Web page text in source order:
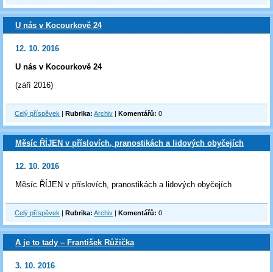
U nás v Kocourkově 24
12. 10. 2016
U nás v Kocourkově 24
(září 2016)
Celý příspěvek |Rubrika: Archiv |Komentářů: 0
Měsíc ŘÍJEN v příslovích, pranostikách a lidových obyčejích
12. 10. 2016
Měsíc ŘÍJEN v příslovích, pranostikách a lidových obyčejích
Celý příspěvek |Rubrika: Archiv |Komentářů: 0
A je to tady – František Růžička
3. 10. 2016